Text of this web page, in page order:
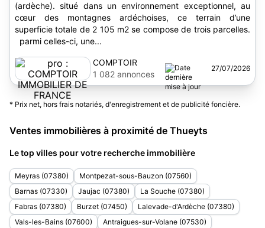
(ardèche). situé dans un environnement exceptionnel, au
cœur des montagnes ardéchoises, ce terrain d’une
superficie totale de 2 105 m2 se compose de trois parcelles.
parmi celles-ci, une...
COMPTOIR
IMMOBILIER DE
FRANCE
1 082 annonces
27/07/2026
* Prix net, hors frais notariés, d'enregistrement et de publicité foncière.
Ventes immobilières à proximité de Thueyts
Le top villes pour votre recherche immobilière
Meyras (07380)
Montpezat-sous-Bauzon (07560)
Barnas (07330)
Jaujac (07380)
La Souche (07380)
Fabras (07380)
Burzet (07450)
Lalevade-d'Ardèche (07380)
Vals-les-Bains (07600)
Antraigues-sur-Volane (07530)